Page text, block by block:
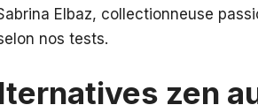
Elbaz, collectionneuse
nos tests.
zen